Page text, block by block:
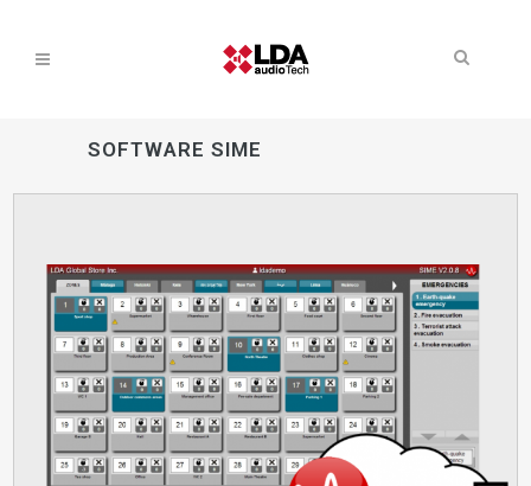
SOFTWARE SIME